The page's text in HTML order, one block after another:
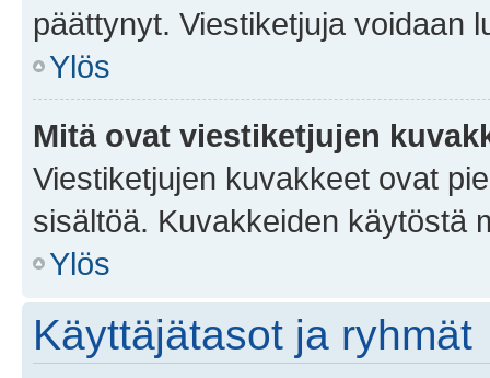
päättynyt. Viestiketjuja voidaan
Ylös
Mitä ovat viestiketjujen
Viestiketjujen kuvakkeet ovat
sisältöä. Kuvakkeiden käytöstä
Ylös
Käyttäjätasot ja ryhmät